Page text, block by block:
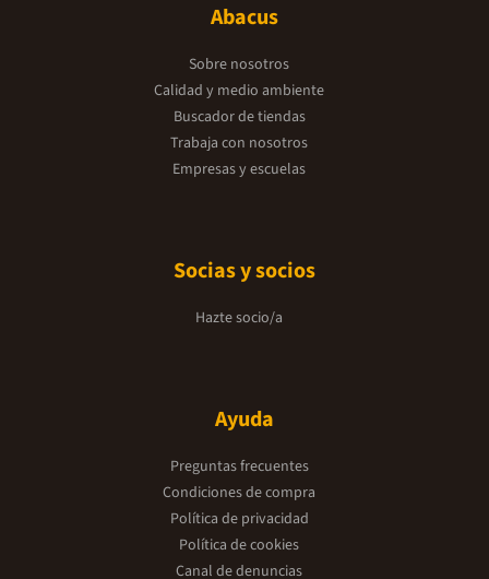
Abacus
Sobre nosotros
Calidad y medio ambiente
Buscador de tiendas
Trabaja con nosotros
Empresas y escuelas
Socias y socios
Hazte socio/a
Ayuda
Preguntas frecuentes
Condiciones de compra
Política de privacidad
Política de cookies
Canal de denuncias